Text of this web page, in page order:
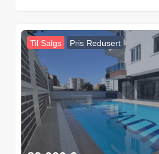
Til Salgs Pris Redusert